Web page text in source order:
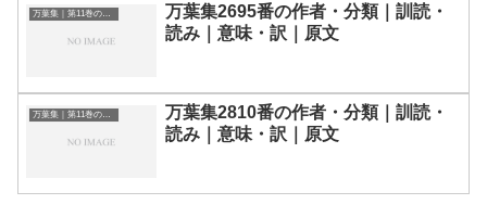
万葉集｜第11巻の和歌一覧
万葉集2695番の作者・分類｜訓読・
読み｜意味・訳｜原文
万葉集｜第11巻の和歌一覧
万葉集2810番の作者・分類｜訓読・
読み｜意味・訳｜原文